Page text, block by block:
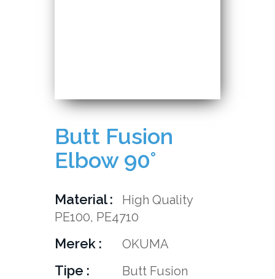
Butt Fusion
Elbow 90°
Material
High Quality
PE100, PE4710
Merek OKUMA
Tipe Butt Fusion